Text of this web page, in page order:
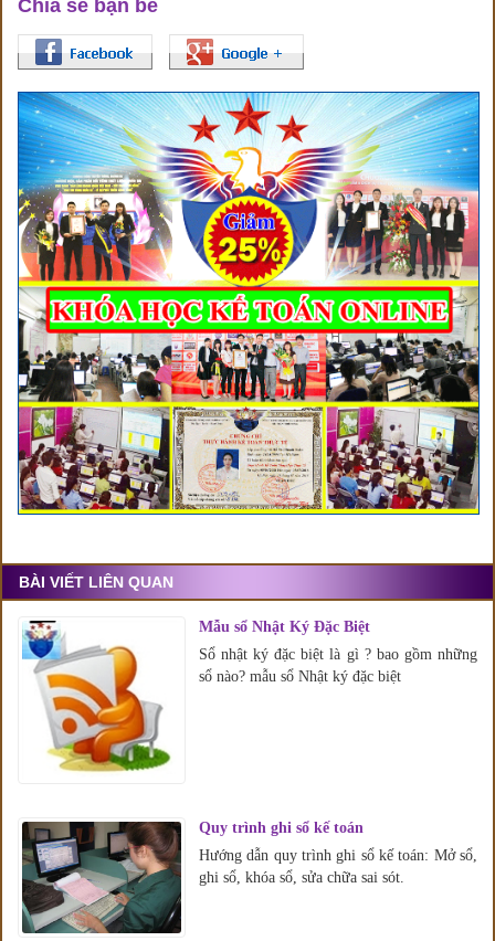
Chia sẻ bạn bè
BÀI VIẾT LIÊN QUAN
Mẫu sổ Nhật Ký Đặc Biệt
Sổ nhật ký đặc biệt là gì ? bao gồm những
sổ nào? mẫu sổ Nhật ký đặc biệt
Quy trình ghi sổ kế toán
Hướng dẫn quy trình ghi sổ kế toán: Mở sổ,
ghi sổ, khóa sổ, sửa chữa sai sót.